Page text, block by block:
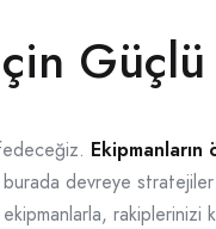
Ekipmanların
devreye
rakiplerinizi